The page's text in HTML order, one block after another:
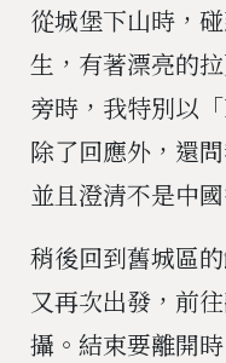
從城堡下山時，
生，有著漂亮的
旁時，我特別以
除了回應外，還
並且澄清不是中
稍後回到舊城區
又再次出發，前
攝。結束要離開